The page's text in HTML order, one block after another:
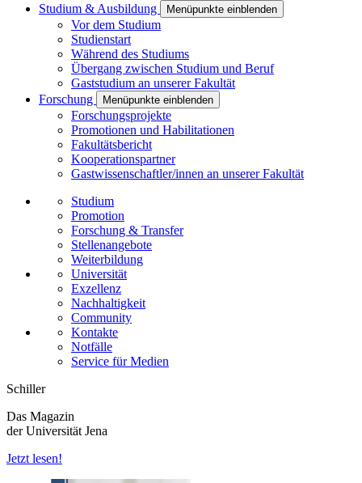
Studium & Ausbildung
Menüpunkte einblenden
Vor dem Studium
Studienstart
Während des Studiums
Übergang zwischen Studium und Beruf
Gaststudium an unserer Fakultät
Forschung
Menüpunkte einblenden
Forschungsprojekte
Promotionen und Habilitationen
Fakultätsbericht
Kooperationspartner
Gastwissenschaftler/innen an unserer Fakultät
Studium
Promotion
Forschung & Transfer
Stellenangebote
Weiterbildung
Universität
Exzellenz
Nachhaltigkeit
Community
Kontakte
Notfälle
Service für Medien
Schiller
Das Magazin
der Universität Jena
Jetzt lesen!